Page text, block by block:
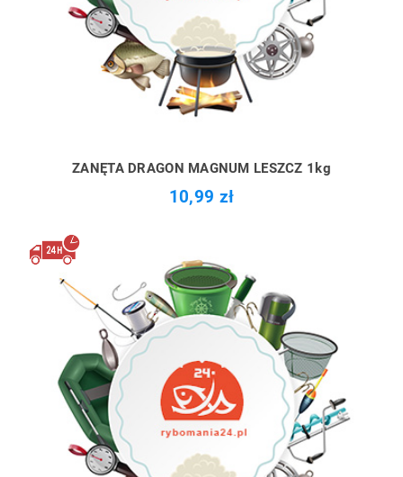
ZANĘTA DRAGON MAGNUM LESZCZ 1kg
10,99 zł